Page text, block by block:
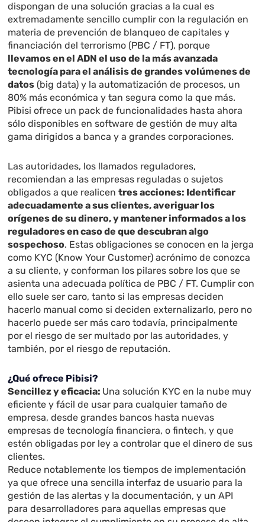
dispongan de una solución gracias a la cual es
extremadamente sencillo cumplir con la regulación en
materia de prevención de blanqueo de capitales y
financiación del terrorismo (PBC / FT), porque
llevamos en el ADN el uso de la más avanzada
tecnología para el análisis de grandes volúmenes de
datos (big data) y la automatización de procesos, un
80% más económica y tan segura como la que más.
Pibisi ofrece un pack de funcionalidades hasta ahora
sólo disponibles en software de gestión de muy alta
gama dirigidos a banca y a grandes corporaciones.
Las autoridades, los llamados reguladores,
recomiendan a las empresas reguladas o sujetos
obligados a que realicentres acciones: Identificar
adecuadamente a sus clientes, averiguar los
orígenes de su dinero, y mantener informados a los
reguladores en caso de que descubran algo
sospechoso. Estas obligaciones se conocen en la jerga
como KYC (Know Your Customer) acrónimo de conozca
a su cliente, y conforman los pilares sobre los que se
asienta una adecuada política de PBC / FT. Cumplir con
ello suele ser caro, tanto si las empresas deciden
hacerlo manual como si deciden externalizarlo, pero no
hacerlo puede ser más caro todavía, principalmente
por el riesgo de ser multado por las autoridades, y
también, por el riesgo de reputación.
¿Qué ofrece Pibisi?
Sencillez y eficacia: Una solución KYC en la nube muy
eficiente y fácil de usar para cualquier tamaño de
empresa, desde grandes bancos hasta nuevas
empresas de tecnología financiera, o fintech, y que
estén obligadas por ley a controlar que el dinero de sus
clientes.
Reduce notablemente los tiempos de implementación
ya queofrece una sencilla interfaz de usuario para la
gestión de las alertas y la documentación, y un API
para desarrolladores para aquellas empresas que